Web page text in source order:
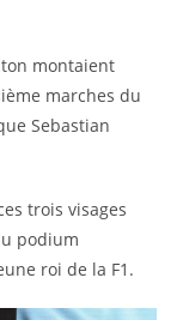
montaient
marches du
Sebastian
trois visages
podium
roi de la F1.